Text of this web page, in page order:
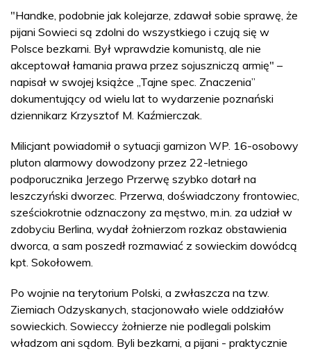
"Handke, podobnie jak kolejarze, zdawał sobie sprawę, że
pijani Sowieci są zdolni do wszystkiego i czują się w
Polsce bezkarni. Był wprawdzie komunistą, ale nie
akceptował łamania prawa przez sojuszniczą armię" –
napisał w swojej książce „Tajne spec. Znaczenia”
dokumentujący od wielu lat to wydarzenie poznański
dziennikarz Krzysztof M. Kaźmierczak.
Milicjant powiadomił o sytuacji garnizon WP. 16-osobowy
pluton alarmowy dowodzony przez 22-letniego
podporucznika Jerzego Przerwę szybko dotarł na
leszczyński dworzec. Przerwa, doświadczony frontowiec,
sześciokrotnie odznaczony za męstwo, m.in. za udział w
zdobyciu Berlina, wydał żołnierzom rozkaz obstawienia
dworca, a sam poszedł rozmawiać z sowieckim dowódcą
kpt. Sokołowem.
Po wojnie na terytorium Polski, a zwłaszcza na tzw.
Ziemiach Odzyskanych, stacjonowało wiele oddziałów
sowieckich. Sowieccy żołnierze nie podlegali polskim
władzom ani sądom. Byli bezkarni, a pijani - praktycznie